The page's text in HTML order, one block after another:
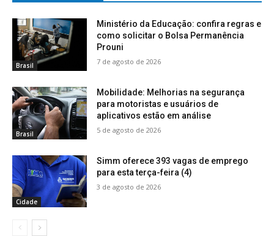
Brasil
Ministério da Educação: confira regras e
como solicitar o Bolsa Permanência
Prouni
7 de agosto de 2026
Brasil
Mobilidade: Melhorias na segurança
para motoristas e usuários de
aplicativos estão em análise
5 de agosto de 2026
Cidade
Simm oferece 393 vagas de emprego
para esta terça-feira (4)
3 de agosto de 2026